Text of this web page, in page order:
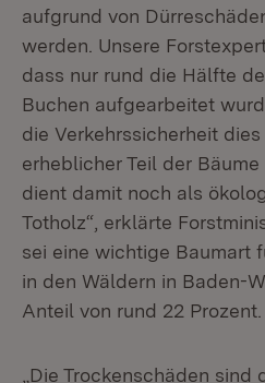
aufgrund von
werden. Unsere
dass nur rund die Hälfte
Buchen aufgearbeitet
die Verkehrssicherheit
erheblicher Teil der
dient damit noch als
Totholz“, erklärte
sei eine wichtige Baumart
in den Wäldern in Baden-
Anteil von rund 22 Prozent.
„Die Trockenschäden